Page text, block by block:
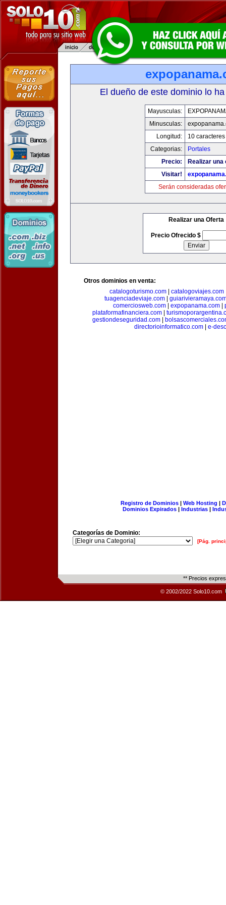
El dueño de este dominio lo
Mayusculas:
Minusculas:
Longitud:
10 caracteres
Categorias:
Portales
Precio:
Realizar una
Visitar!
Serán consideradas
Realizar una Oferta
Precio Ofrecido $
Otros dominios en venta:
catalogoturismo.com
catalogoviajes.com
tuagenciadeviaje.com|
comerciosweb.com
expopanama.com
plataformafinanciera.com
gestiondeseguridad.com
directorioinformatico.com
e-
Registro de Dominios| Web Hosting |
Dominios Expirados | Industrias |
Categorías de Dominio:
[Pág.
** Precios
© 2002/2022 Solo10.com